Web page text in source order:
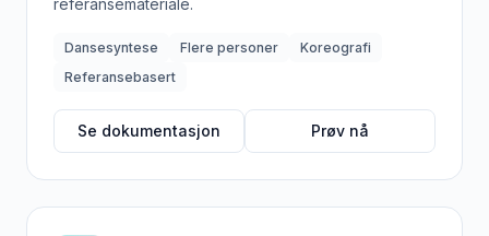
referansemateriale.
Dansesyntese Flere personer
Koreografi
Referansebasert
Se dokumentasjon Prøv nå